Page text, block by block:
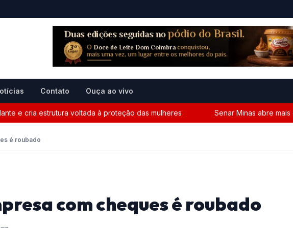
Contato Ouça ao vivo
e cria estrutura voltada à proteção das mulheres Senar Minas abre mais
é roubado
com cheques é roubado